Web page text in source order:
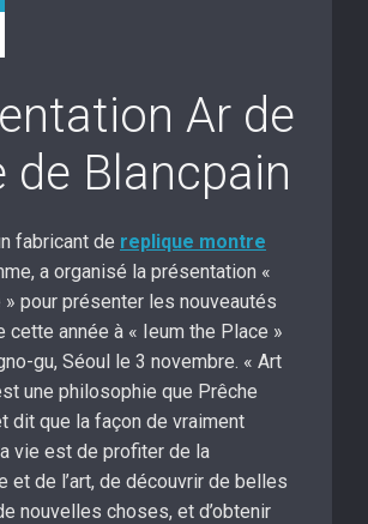
Ar de
de Blancpain
fabricant de replique montre
a organisé la présentation «
» pour présenter les nouveautés
cette année à « Ieum the Place »
gu, Séoul le 3 novembre. « Art
une philosophie que Prêche
dit que la façon de vraiment
vie est de profiter de la
et de l’art, de découvrir de belles
nouvelles choses, et d’obtenir